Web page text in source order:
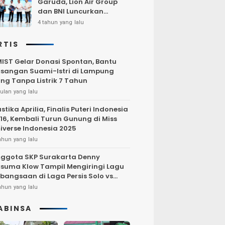
dan BNI Luncurkan
Program Terbang Hemat
4 tahun yang lalu
Gelar Donasi Spontan, Bantu
Suami-Istri di Lampung
Tanpa Listrik 7 Tahun
yang lalu
Aprilia, Finalis Puteri Indonesia
Kembali Turun Gunung di Miss
Indonesia 2025
yang lalu
SKP Surakarta Denny
Klow Tampil Mengiringi Lagu
di Laga Persis Solo vs
Jakarta
yang lalu